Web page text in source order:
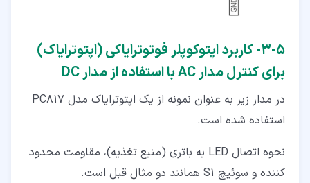
۵‏-‏۳‏- کاربرد اپتوکوپلر فوتوترایاکی (اپتوترایاک)
برای کنترل مدار AC با استفاده از مدار DC
در مدار زیر به عنوان نمونه از یک اپتوترایاک مدل PC817
استفاده شده است.
نحوه اتصال LED به باتری (منبع تغذیه)، مقاومت محدود
کننده و سوئیچ S1 همانند دو مثال قبل است.